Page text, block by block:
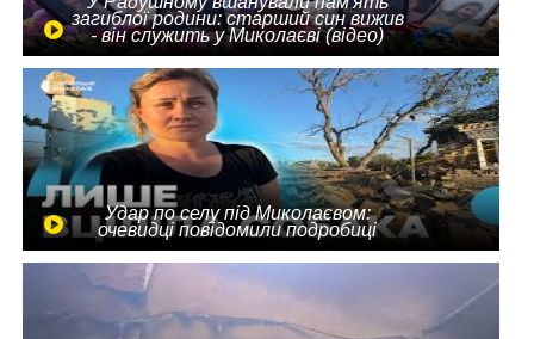
загиблої родини: старший син вижив
- він служить у Миколаєві (відео)
Удар по селу під Миколаєвом:
очевидці повідомили подробиці